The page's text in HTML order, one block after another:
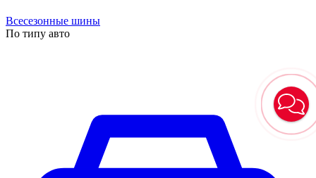
Всесезонные шины
По типу авто